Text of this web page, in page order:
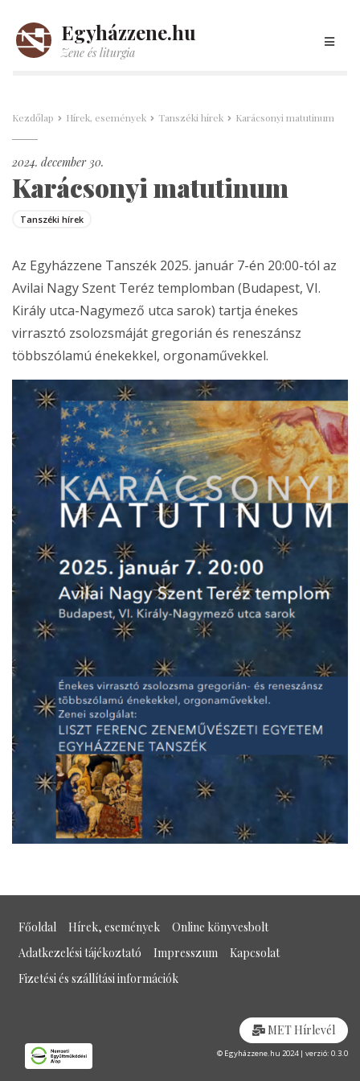
Egyházzene.hu
Zene és liturgia
Kezdőlap Hírek, események Tanszéki hírek Karácsonyi matutinum
2024. december 30.
Karácsonyi matutinum
Tanszéki hírek
Az Egyházzene Tanszék 2025. január 7-én 20:00-tól az
Avilai Nagy Szent Teréz templomban (Budapest, VI.
Király utca-Nagymező utca sarok) tartja énekes
virrasztó zsolozsmáját gregorián és reneszánsz
többszólamú énekekkel, orgonaművekkel.
Főoldal Hírek, események
Online könyvesbolt
Adatkezelési tájékoztató
Impresszum
Kapcsolat
Fizetési és szállítási információk
MET Hírlevél
© Egyházzene.hu 2024 | verzió: 0.3.0